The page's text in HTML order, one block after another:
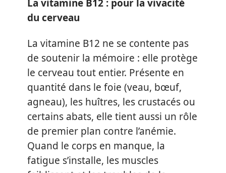
La vitamine B12 : pour la vivacité
du cerveau
La vitamine B12 ne se contente pas
de soutenir la mémoire : elle protège
le cerveau tout entier. Présente en
quantité dans le foie (veau, bœuf,
agneau), les huîtres, les crustacés ou
certains abats, elle tient aussi un rôle
de premier plan contre l’anémie.
Quand le corps en manque, la
fatigue s’installe, les muscles